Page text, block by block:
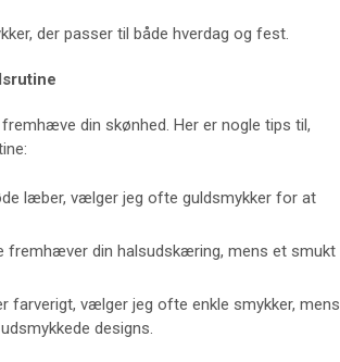
der passer til både hverdag og fest.
din skønhed. Her er nogle tips til,
læber, vælger jeg ofte guldsmykker for at
fremhæver din halsudskæring, mens et smukt
farverigt, vælger jeg ofte enkle smykker, mens
designs.